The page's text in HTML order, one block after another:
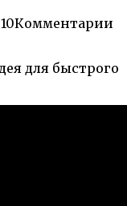
10Комментарии